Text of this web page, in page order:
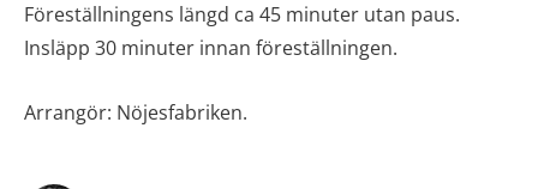
Föreställningens längd ca 45 minuter utan paus.
Insläpp 30 minuter innan föreställningen.
Arrangör: Nöjesfabriken.